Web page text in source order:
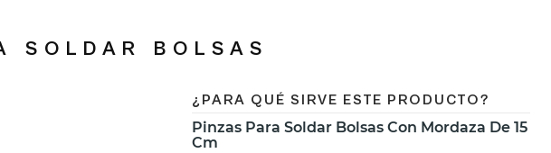
SOLDAR BOLSAS
¿PARA QUÉ SIRVE ESTE PRODUCTO?
Pinzas Para Soldar Bolsas Con Mordaza De 15
Cm